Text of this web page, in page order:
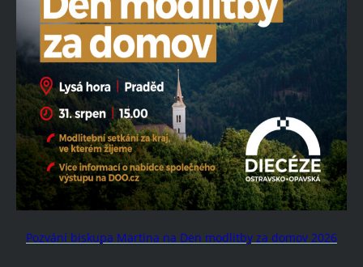
Pozvání biskupa Martina na Den modlitby za domov 2026